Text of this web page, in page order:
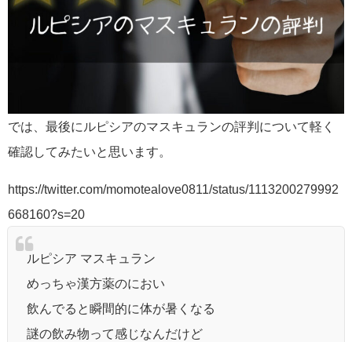
では、最後にルピシアのマスキュランの評判について軽く
確認してみたいと思います。
https://twitter.com/momotealove0811/status/1113200279992
668160?s=20
ルピシア マスキュラン
めっちゃ漢方薬のにおい
飲んでると瞬間的に体が暑くなる
謎の飲み物って感じなんだけど